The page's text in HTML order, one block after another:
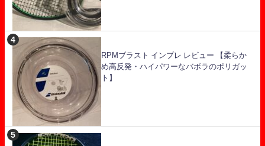
RPMブラスト インプレ レビュー 【柔らか
め高反発・ハイパワーなバボラのポリガッ
ト】